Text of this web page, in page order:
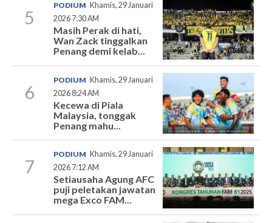
5
PODIUM Khamis, 29 Januari
2026 7:30 AM
Masih Perak di hati,
Wan Zack tinggalkan
Penang demi kelab...
6
PODIUM Khamis, 29 Januari
2026 8:24 AM
Kecewa di Piala
Malaysia, tonggak
Penang mahu...
7
PODIUM Khamis, 29 Januari
2026 7:12 AM
Setiausaha Agung AFC
puji peletakan jawatan
mega Exco FAM...